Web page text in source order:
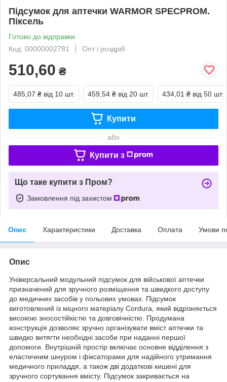
Підсумок для аптечки WARMOR SPECPROM.
Піксель
Готово до відправки
Код: 00000002781
Опт і роздріб
510,60 ₴
485,07 ₴ від 10 шт. 459,54 ₴ від 20 шт. 434,01 ₴ від 50 шт.
Купити
або
Купити з
Що таке купити з Пром?
Замовлення під захистом
Опис Характеристики Доставка Оплата Умови
Опис
Універсальний модульний підсумок для військової аптечки
призначений для зручного розміщення та швидкого доступу
до медичних засобів у польових умовах. Підсумок
виготовлений із міцного матеріалу Cordura, який відрізняється
високою зносостійкістю та довговічністю. Продумана
конструкція дозволяє зручно організувати вміст аптечки та
швидко витягти необхідні засоби при наданні першої
допомоги. Внутрішній простір включає основне відділення з
еластичним шнуром і фіксаторами для надійного утримання
медичного приладдя, а також дві додаткові кишені для
зручного сортування вмісту. Підсумок закривається на